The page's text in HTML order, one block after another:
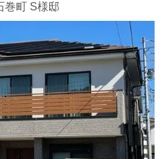
巻町 S様邸